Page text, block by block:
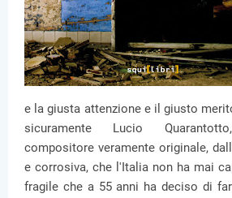
e la giusta attenzione e il giusto
sicuramente Lucio
compositore veramente originale,
e corrosiva, che l'Italia non ha mai
fragile che a 55 anni ha deciso di